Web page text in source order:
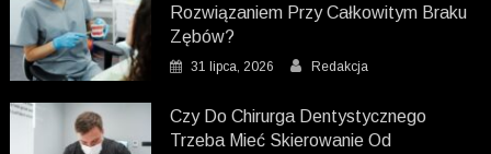
Rozwiązaniem Przy Całkowitym Braku
Zębów?
31 lipca, 2026 Redakcja
Czy Do Chirurga Dentystycznego
Trzeba Mieć Skierowanie Od